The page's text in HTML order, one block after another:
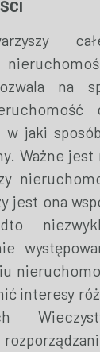
na
w jaki
Ważne
jest ona
interesy